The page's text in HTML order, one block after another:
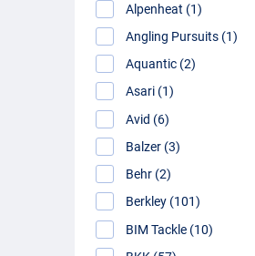
Alpenheat (1)
Angling Pursuits (1)
Aquantic (2)
Asari (1)
Avid (6)
Balzer (3)
Behr (2)
Berkley (101)
BIM Tackle (10)